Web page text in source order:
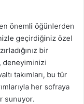
önemli öğünlerden
geçirdiğiniz özel
bir
deneyiminizi
takımları, bu tür
her sofraya
sunuyor.